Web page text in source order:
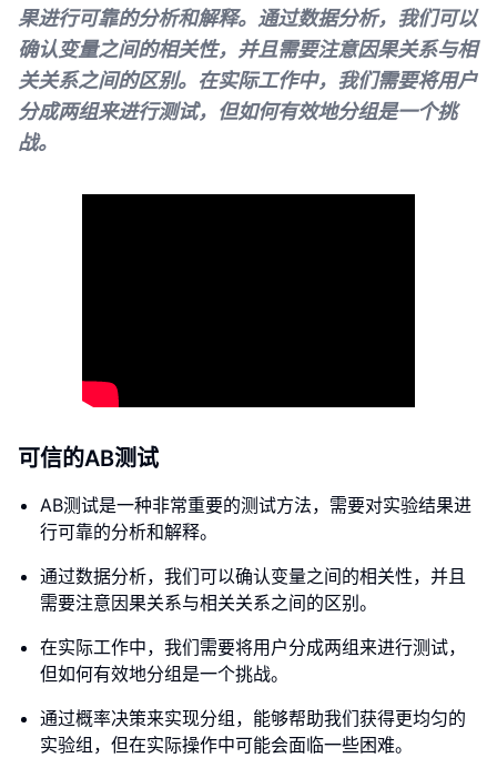
果进行可靠的分析和解释。通过数据分析，我们可以
确认变量之间的相关性，并且需要注意因果关系与相
关关系之间的区别。在实际工作中，我们需要将用户
分成两组来进行测试，但如何有效地分组是一个挑
战。
可信的AB测试
AB测试是一种非常重要的测试方法，需要对实验结果进
行可靠的分析和解释。
通过数据分析，我们可以确认变量之间的相关性，并且
需要注意因果关系与相关关系之间的区别。
在实际工作中，我们需要将用户分成两组来进行测试，
但如何有效地分组是一个挑战。
通过概率决策来实现分组，能够帮助我们获得更均匀的
实验组，但在实际操作中可能会面临一些困难。